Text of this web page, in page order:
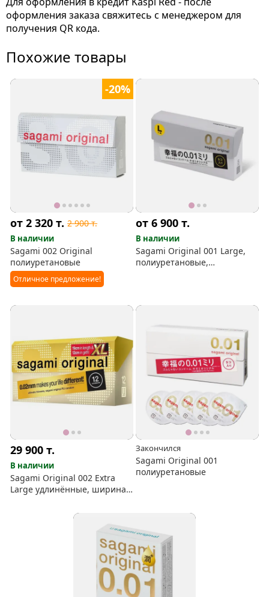
оформления заказа свяжитесь с менеджером для
получения QR кода.
Похожие товары
-20%
от 2 320т. 2 900т.
В наличии
Sagami 002 Original
полиуретановые
Отличное предложение!
от 6 900т.
В наличии
Sagami Original 001 Large,
полиуретановые,
29 900т.
В наличии
Sagami Original 002 Extra
Large удлинённые, ширина
Закончился
Sagami Original 001
полиуретановые